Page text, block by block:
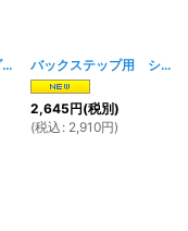
オフセットキックペダル 040w]
バックステップ用 シフトリンク A
2,645円(税別)
(税込 : 2,910円)